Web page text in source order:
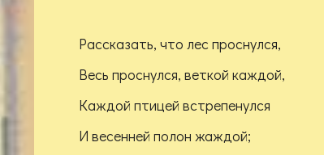
Рассказать, что лес проснулся,
Весь проснулся, веткой каждой,
Каждой птицей встрепенулся
И весенней полон жаждой;